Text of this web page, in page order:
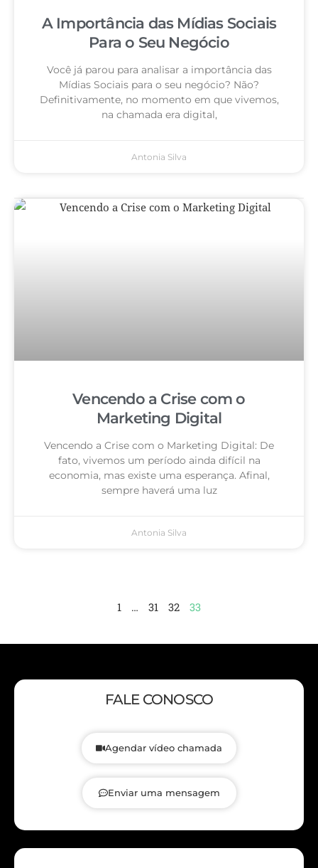
A Importância das Mídias Sociais
Para o Seu Negócio
Você já parou para analisar a importância das
Mídias Sociais para o seu negócio? Não?
Definitivamente, no momento em que vivemos,
na chamada era digital,
Antonia Silva
Vencendo a Crise com o
Marketing Digital
Vencendo a Crise com o Marketing Digital: De
fato, vivemos um período ainda difícil na
economia, mas existe uma esperança. Afinal,
sempre haverá uma luz
Antonia Silva
1 … 31 32 33
FALE CONOSCO
Agendar vídeo chamada
Enviar uma mensagem